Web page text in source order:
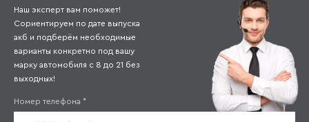
Наш эксперт вам поможет!
Сориентируем по дате выпуска
акб и подберём необходимые
варианты конкретно под вашу
марку автомобиля с 8 до 21 без
выходных!
Номер телефона *